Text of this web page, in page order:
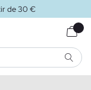
de 30 €